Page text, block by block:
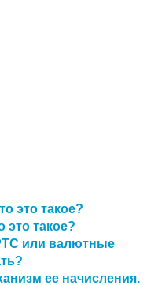
это такое?
это такое?
или валютные
ее начисления.